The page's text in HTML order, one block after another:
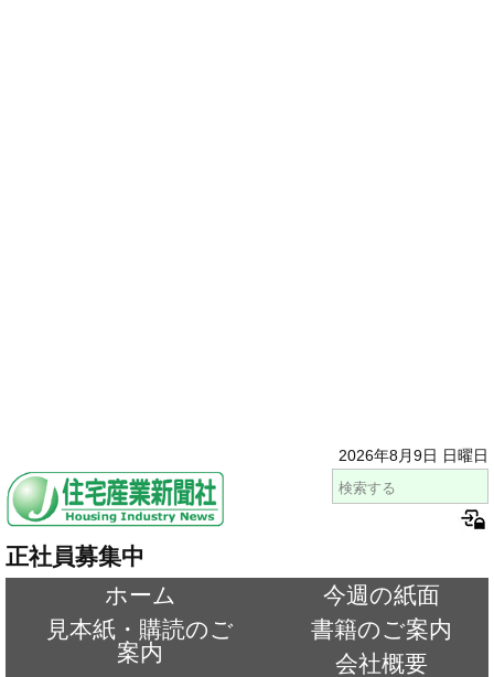
2026年8月9日 日曜日
正社員募集中
ホーム
今週の紙面
見本紙・購読のご
案内
書籍のご案内
会社概要